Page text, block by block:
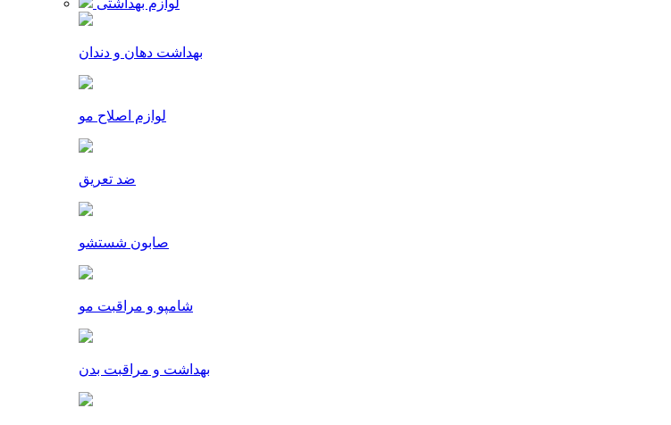
بهداشت دهان و دندان
لوازم اصلاح مو
ضد تعریق
صابون شستشو
شامپو و مراقبت مو
بهداشت و مراقبت بدن